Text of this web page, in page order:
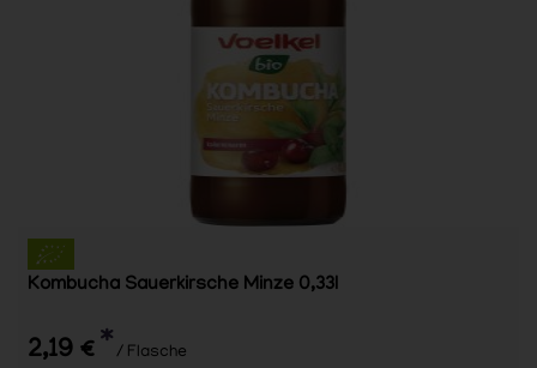
Kombucha Sauerkirsche Minze 0,33l
2,19 € * / Flasche